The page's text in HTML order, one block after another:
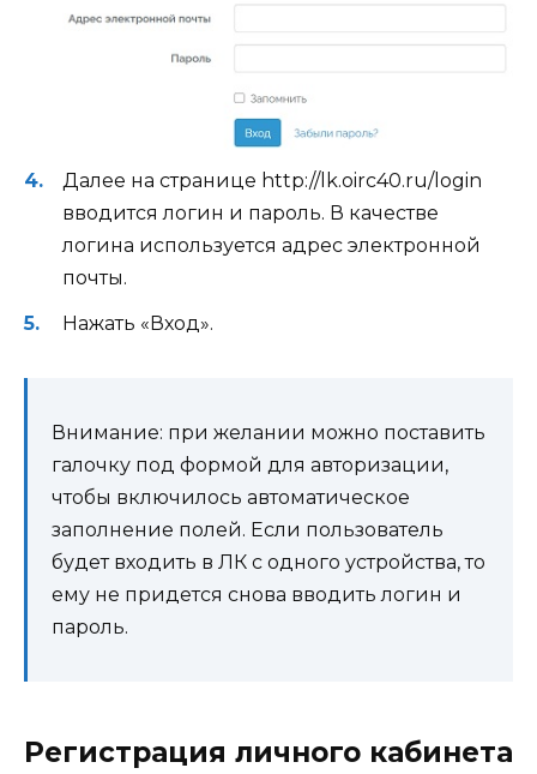
Далее на странице http://lk.oirc40.ru/login
вводится логин и пароль. В качестве
логина используется адрес электронной
почты.
Нажать «Вход».
Внимание: при желании можно поставить
галочку под формой для авторизации,
чтобы включилось автоматическое
заполнение полей. Если пользователь
будет входить в ЛК с одного устройства, то
ему не придется снова вводить логин и
пароль.
Регистрация личного кабинета